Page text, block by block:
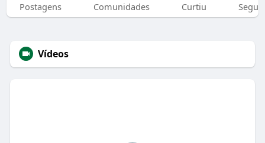
Postagens Comunidades Curtiu
Vídeos